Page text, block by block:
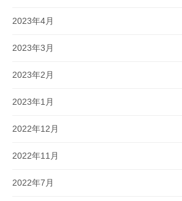
2023年4月
2023年3月
2023年2月
2023年1月
2022年12月
2022年11月
2022年7月